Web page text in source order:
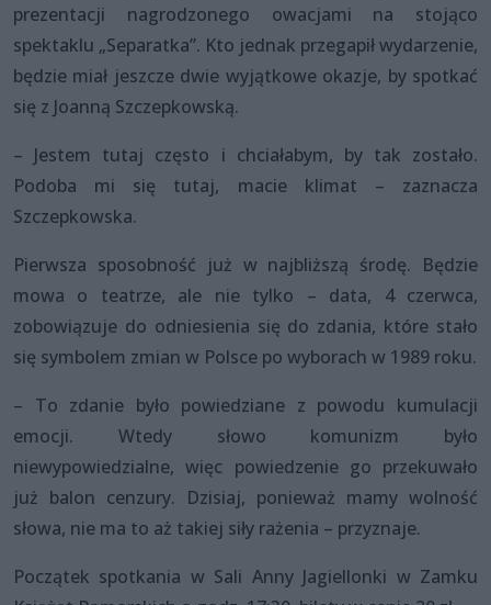
prezentacji nagrodzonego owacjami na stojąco
spektaklu „Separatka”. Kto jednak przegapił wydarzenie,
będzie miał jeszcze dwie wyjątkowe okazje, by spotkać
się z Joanną Szczepkowską.
– Jestem tutaj często i chciałabym, by tak zostało.
Podoba mi się tutaj, macie klimat – zaznacza
Szczepkowska.
Pierwsza sposobność już w najbliższą środę. Będzie
mowa o teatrze, ale nie tylko – data, 4 czerwca,
zobowiązuje do odniesienia się do zdania, które stało
się symbolem zmian w Polsce po wyborach w 1989 roku.
– To zdanie było powiedziane z powodu kumulacji
emocji. Wtedy słowo komunizm było
niewypowiedzialne, więc powiedzenie go przekuwało
już balon cenzury. Dzisiaj, ponieważ mamy wolność
słowa, nie ma to aż takiej siły rażenia – przyznaje.
Początek spotkania w Sali Anny Jagiellonki w Zamku